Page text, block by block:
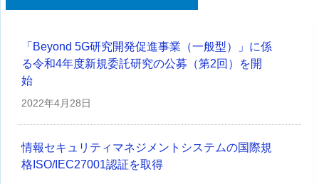
「Beyond 5G研究開発促進事業（一般型）」に係
る令和4年度新規委託研究の公募（第2回）を開
始
2022年4月28日
情報セキュリティマネジメントシステムの国際規
格ISO/IEC27001認証を取得